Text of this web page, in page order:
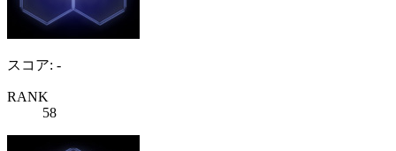
スコア: -
RANK
58